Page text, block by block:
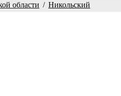
области / Никольский